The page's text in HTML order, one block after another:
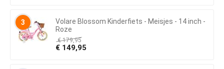
3
Volare Blossom Kinderfiets - Meisjes - 14 inch -
Roze
€179,95
€ 149,95